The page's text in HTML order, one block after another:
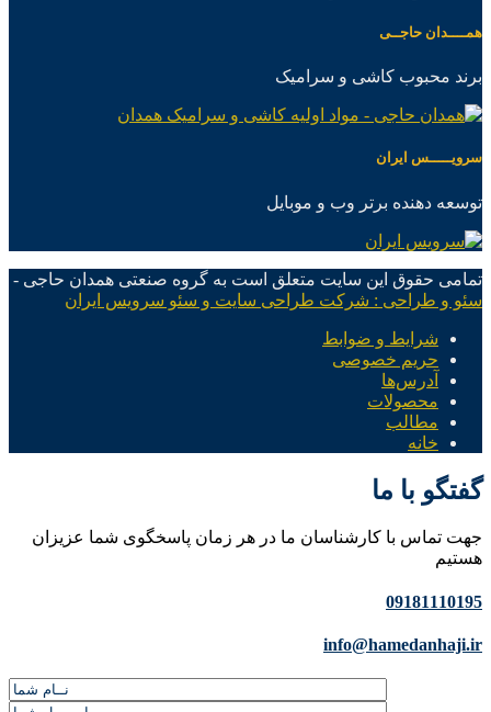
همــــدان حاجــی
برند محبوب کاشی و سرامیک
سرویـــــس ایران
توسعه دهنده برتر وب و موبایل
تمامی حقوق این سایت متعلق است به گروه صنعتی همدان حاجی -
سئو و طراحی : شرکت طراحی سایت و سئو سرویس ایران
شرایط و ضوابط
حریم خصوصی
آدرس‌ها
محصولات
مطالب
خانه
گفتگو با ما
جهت تماس با کارشناسان ما در هر زمان پاسخگوی شما عزیزان
هستیم
09181110195
info@hamedanhaji.ir